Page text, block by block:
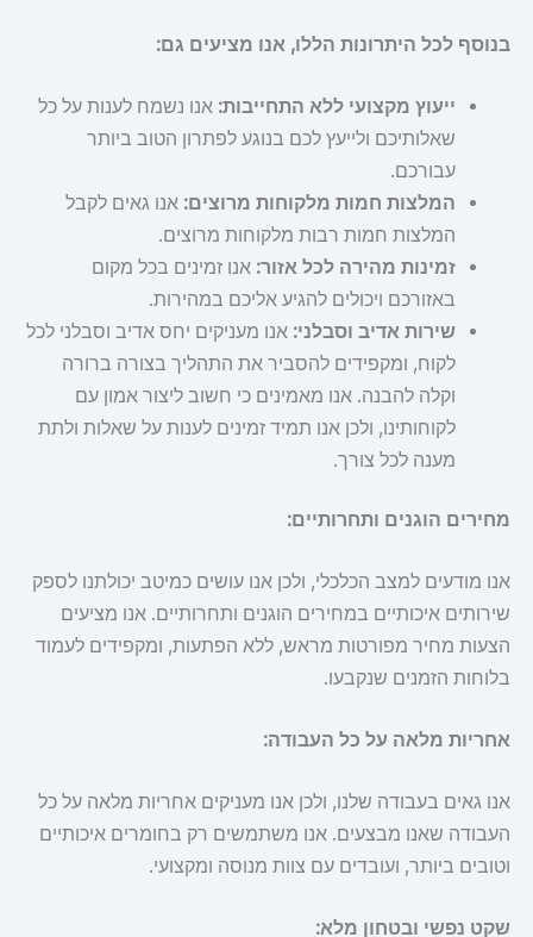
בנוסף לכל היתרונות הללו, אנו מציעים גם:
ייעוץ מקצועי ללא התחייבות: אנו נשמח לענות על כל
שאלותיכם ולייעץ לכם בנוגע לפתרון הטוב ביותר
עבורכם.
המלצות חמות מלקוחות מרוצים: אנו גאים לקבל
המלצות חמות רבות מלקוחות מרוצים.
זמינות מהירה לכל אזור: אנו זמינים בכל מקום
באזורכם ויכולים להגיע אליכם במהירות.
שירות אדיב וסבלני: אנו מעניקים יחס אדיב וסבלני לכל
לקוח, ומקפידים להסביר את התהליך בצורה ברורה
וקלה להבנה. אנו מאמינים כי חשוב ליצור אמון עם
לקוחותינו, ולכן אנו תמיד זמינים לענות על שאלות ולתת
מענה לכל צורך.
מחירים הוגנים ותחרותיים:
אנו מודעים למצב הכלכלי, ולכן אנו עושים כמיטב יכולתנו לספק
שירותים איכותיים במחירים הוגנים ותחרותיים. אנו מציעים
הצעות מחיר מפורטות מראש, ללא הפתעות, ומקפידים לעמוד
בלוחות הזמנים שנקבעו.
אחריות מלאה על כל העבודה:
אנו גאים בעבודה שלנו, ולכן אנו מעניקים אחריות מלאה על כל
העבודה שאנו מבצעים. אנו משתמשים רק בחומרים איכותיים
וטובים ביותר, ועובדים עם צוות מנוסה ומקצועי.
שקט נפשי ובטחון מלא: